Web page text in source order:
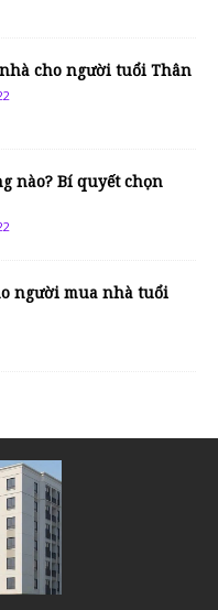
cho người tuổi Thân
nào? Bí quyết chọn
người mua nhà tuổi